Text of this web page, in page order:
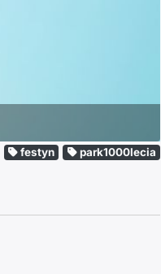
festyn park1000lecia